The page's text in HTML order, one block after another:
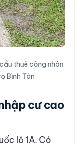
thuê công nhân
Bình Tân
cư cao
lộ 1A. Có